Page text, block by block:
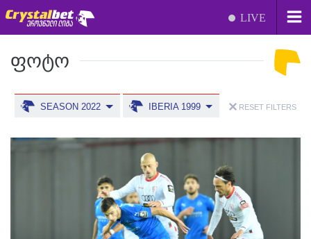
LIVE
ᲤᲝᲢᲝ
SEASON 2022 IBERIA 1999 RESET FILTERS